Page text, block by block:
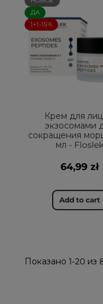
ДА
1+1-15%
Крем для
экзосомами
сокращения
мл - Floslek
64,99 zł
Add to cart
Показано 1-20 из